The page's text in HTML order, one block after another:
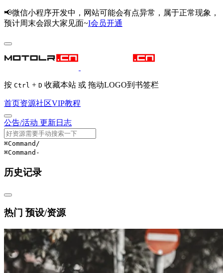
📢微信小程序开发中，网站可能会有点异常，属于正常现象，
预计周末会跟大家见面~I会员开通
按 Ctrl + D 收藏本站 或 拖动LOGO到书签栏
首页资源社区VIP教程
公告/活动 更新日志
⌘Command /
⌘Command -
历史记录
热门 预设/资源